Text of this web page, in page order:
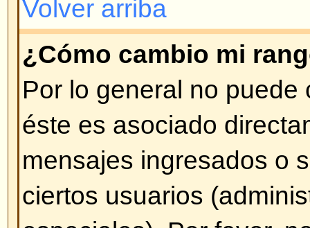
para la encuesta y por lo menos
votación -- para agregar una
pulse en Agregar opción.
encuesta por tiempo (0 [cero]
de tiempo). También habrá un
agregar que es establecida por
administrador.
Volver arriba